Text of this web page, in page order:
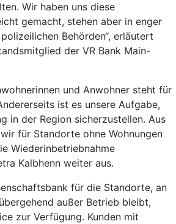
Wir haben uns diese
gemacht, stehen aber in enger
Behörden“, erläutert
der VR Bank Main-
und Anwohner steht für
ist es unsere Aufgabe,
in der Region sicherzustellen. Aus
für Standorte ohne Wohnungen
Wiederinbetriebnahme
Kalbhenn weiter aus.
für die Standorte, an
außer Betrieb bleibt,
zur Verfügung. Kunden mit